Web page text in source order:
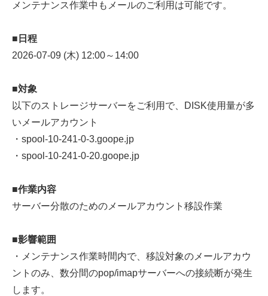
メンテナンス作業中もメールのご利用は可能です。
■日程
2026-07-09 (木) 12:00～14:00
■対象
以下のストレージサーバーをご利用で、DISK使用量が多
いメールアカウント
・spool-10-241-0-3.goope.jp
・spool-10-241-0-20.goope.jp
■作業内容
サーバー分散のためのメールアカウント移設作業
■影響範囲
・メンテナンス作業時間内で、移設対象のメールアカウ
ントのみ、数分間のpop/imapサーバーへの接続断が発生
します。